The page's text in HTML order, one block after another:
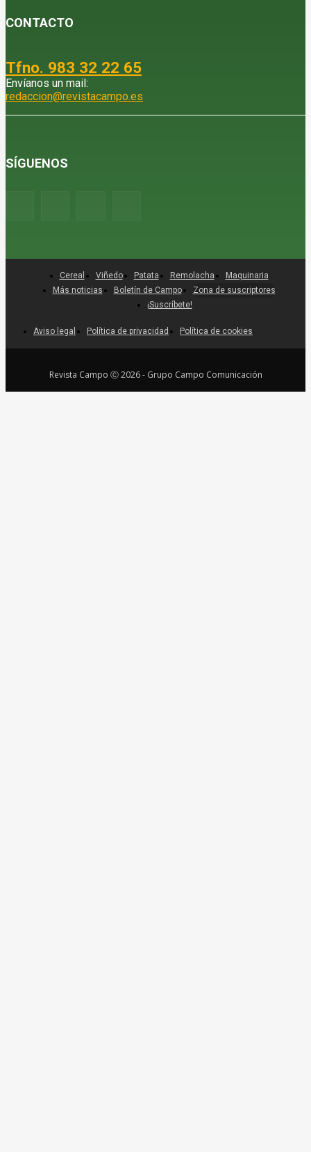
CONTACTO
Tfno. 983 32 22 65
Envíanos un mail:
redaccion@revistacampo.es
SÍGUENOS
Aviso legal Política de privacidad Política de cookies
Cereal Viñedo Patata Remolacha
Maquinaria
Más noticias
Boletín de Campo
Zona de suscriptores
¡Suscríbete!
Revista Campo Ⓒ 2026 - Grupo Campo Comunicación